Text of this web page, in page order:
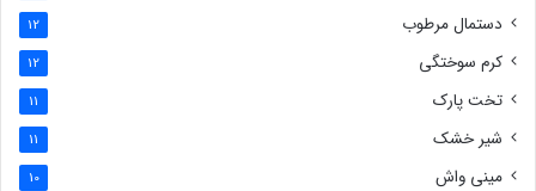
دستمال مرطوب 12
کرم سوختگی 12
تخت پارک 11
شیر خشک 11
مینی واش 10